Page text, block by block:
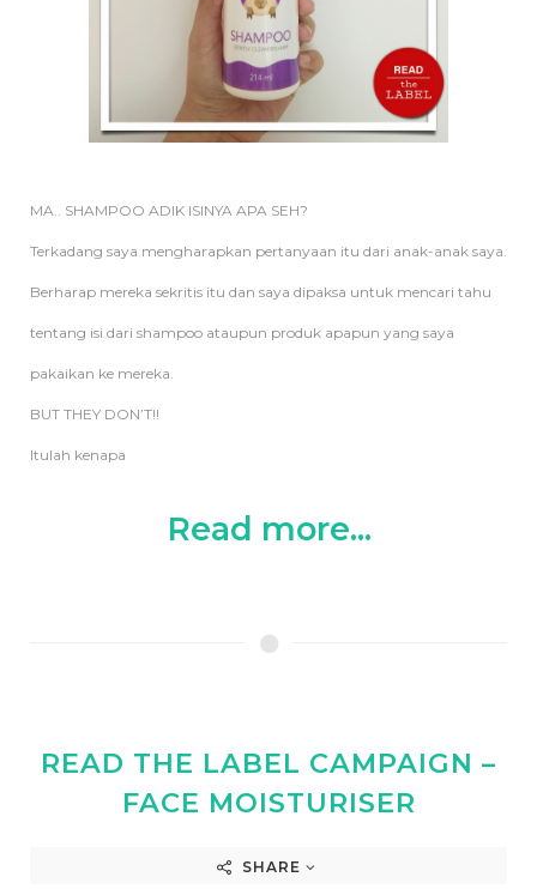
MA.. SHAMPOO ADIK ISINYA APA SEH?
Terkadang saya mengharapkan pertanyaan itu dari anak-anak saya.
Berharap mereka sekritis itu dan saya dipaksa untuk mencari tahu
tentang isi dari shampoo ataupun produk apapun yang saya
pakaikan ke mereka.
BUT THEY DON’T!!
Itulah kenapa
Read more...
READ THE LABEL CAMPAIGN –
FACE MOISTURISER
SHARE